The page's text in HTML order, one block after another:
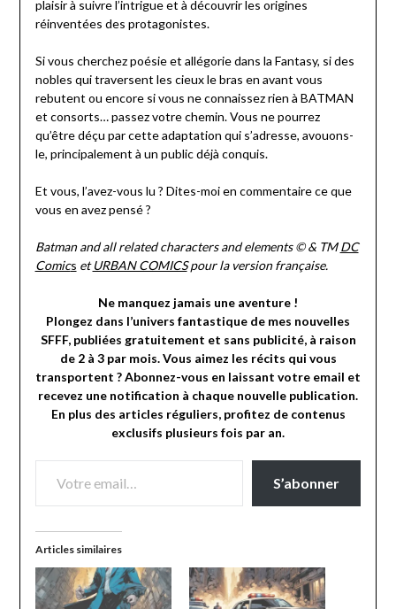
plaisir à suivre l’intrigue et à découvrir les origines
réinventées des protagonistes.
Si vous cherchez poésie et allégorie dans la Fantasy, si des
nobles qui traversent les cieux le bras en avant vous
rebutent ou encore si vous ne connaissez rien à BATMAN
et consorts… passez votre chemin. Vous ne pourrez
qu’être déçu par cette adaptation qui s’adresse, avouons-
le, principalement à un public déjà conquis.
Et vous, l’avez-vous lu ? Dites-moi en commentaire ce que
vous en avez pensé ?
Batman and all related characters and elements © & TMDC
Comics etURBAN COMICSpour la version française.
Ne manquez jamais une aventure !
Plongez dans l’univers fantastique de mes nouvelles
SFFF, publiées gratuitement et sans publicité, à raison
de 2 à 3 par mois. Vous aimez les récits qui vous
transportent ? Abonnez-vous en laissant votre email et
recevez une notification à chaque nouvelle publication.
En plus des articles réguliers, profitez de contenus
exclusifs plusieurs fois par an.
VOTRE EMAIL…
S’abonner
Articles similaires